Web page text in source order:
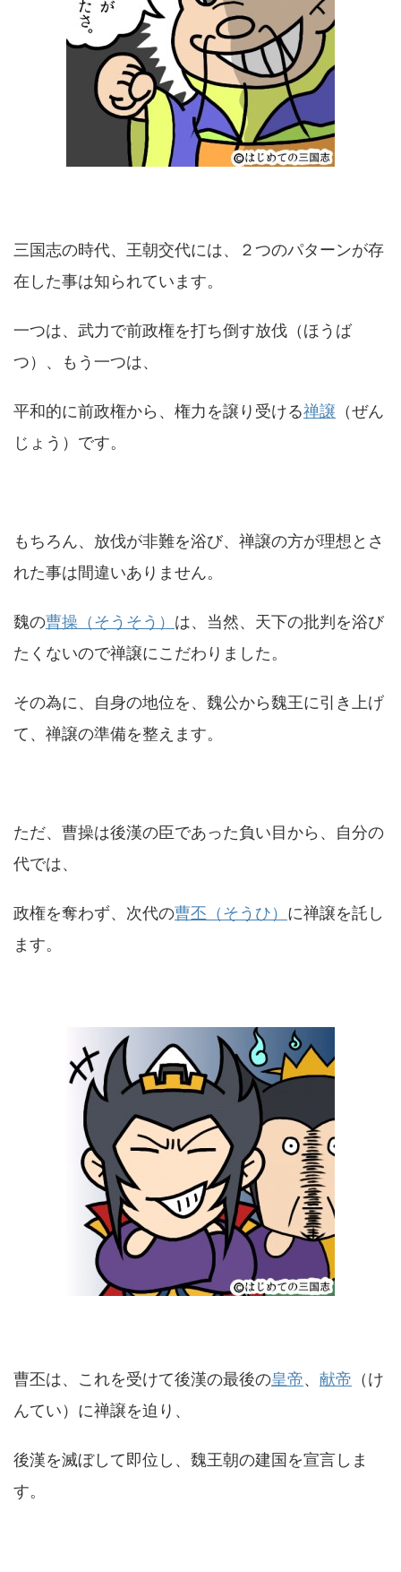
三国志の時代、王朝交代には、２つのパターンが存
在した事は知られています。
一つは、武力で前政権を打ち倒す放伐（ほうば
つ）、もう一つは、
平和的に前政権から、権力を譲り受ける禅譲 （ぜん
じょう）です。
もちろん、放伐が非難を浴び、禅譲の方が理想とさ
れた事は間違いありません。
魏の曹操（そうそう） は、当然、天下の批判を浴び
たくないので禅譲にこだわりました。
その為に、自身の地位を、魏公から魏王に引き上げ
て、禅譲の準備を整えます。
ただ、曹操は後漢の臣であった負い目から、自分の
代では、
政権を奪わず、次代の曹丕（そうひ） に禅譲を託し
ます。
曹丕は、これを受けて後漢の最後の皇帝、 献帝 （け
んてい）に禅譲を迫り、
後漢を滅ぼして即位し、魏王朝の建国を宣言しま
す。